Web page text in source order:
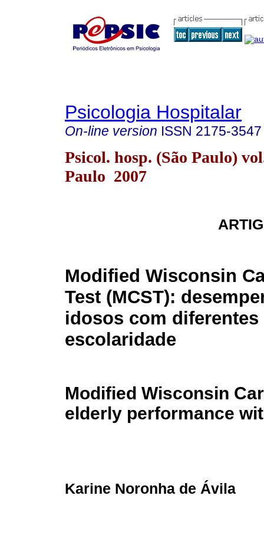
Psicologia Hospitalar
On-line version ISSN 2175-3547
Psicol. hosp. (São Paulo)
Paulo 2007
Modified Wisconsin
Test (MCST):
idosos com
escolaridade
Modified Wisconsin
elderly performance
Karine Noronha de Ávila